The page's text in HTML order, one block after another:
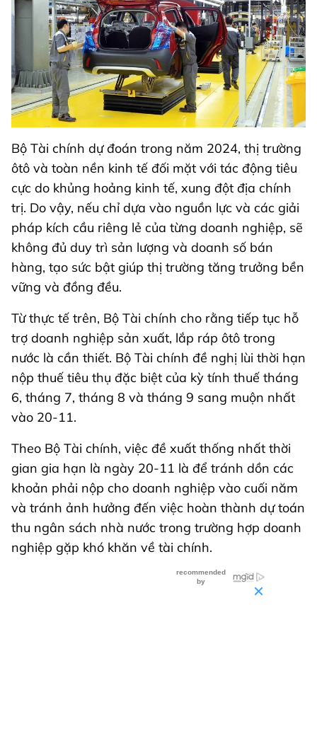
Bộ Tài chính dự đoán trong năm 2024, thị trường
ôtô và toàn nền kinh tế đối mặt với tác động tiêu
cực do khủng hoảng kinh tế, xung đột địa chính
trị. Do vậy, nếu chỉ dựa vào nguồn lực và các giải
pháp kích cầu riêng lẻ của từng doanh nghiệp, sẽ
không đủ duy trì sản lượng và doanh số bán
hàng, tạo sức bật giúp thị trường tăng trưởng bền
vững và đồng đều.
Từ thực tế trên, Bộ Tài chính cho rằng tiếp tục hỗ
trợ doanh nghiệp sản xuất, lắp ráp ôtô trong
nước là cần thiết. Bộ Tài chính đề nghị lùi thời hạn
nộp thuế tiêu thụ đặc biệt của kỳ tính thuế tháng
6, tháng 7, tháng 8 và tháng 9 sang muộn nhất
vào 20-11.
Theo Bộ Tài chính, việc đề xuất thống nhất thời
gian gia hạn là ngày 20-11 là để tránh dồn các
khoản phải nộp cho doanh nghiệp vào cuối năm
và tránh ảnh hưởng đến việc hoàn thành dự toán
thu ngân sách nhà nước trong trường hợp doanh
nghiệp gặp khó khăn về tài chính.